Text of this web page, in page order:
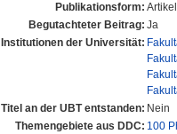
Publikationsform:
Begutachteter Beitrag: Ja
Institutionen der Universität:
Titel an der UBT entstanden: Nein
Themengebiete aus DDC: 100